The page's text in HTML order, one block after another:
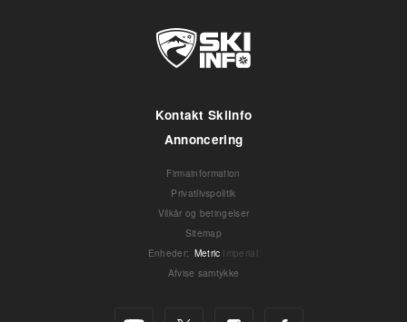
Kontakt Skiinfo
Annoncering
Firmainformation
Privatlivspolitik
Vilkår og betingelser
Sitemap
Enheder: Metric Imperial
Afvise samtykke